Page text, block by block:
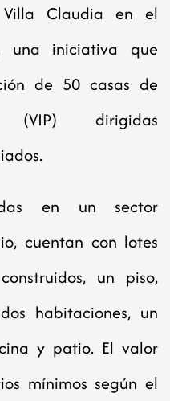
Claudia en el
una iniciativa que
de 50 casas de
(VIP) dirigidas
en un sector
cuentan con lotes
un piso,
habitaciones, un
y patio. El valor
mínimos según el